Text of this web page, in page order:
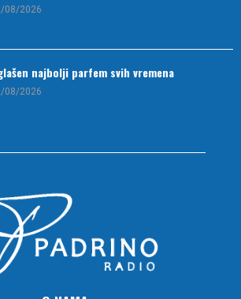
08/2026
najbolji parfem svih vremena
08/2026